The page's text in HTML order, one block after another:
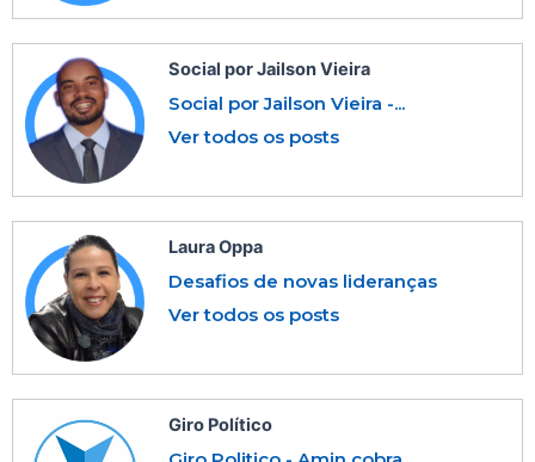
Social por Jailson Vieira
Social por Jailson Vieira -...
Ver todos os posts
Laura Oppa
Desafios de novas lideranças
Ver todos os posts
Giro Político